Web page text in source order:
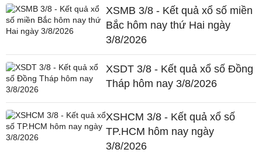
XSMB 3/8 - Kết quả xổ số miền
Bắc hôm nay thứ Hai ngày
3/8/2026
XSDT 3/8 - Kết quả xổ số Đồng
Tháp hôm nay 3/8/2026
XSHCM 3/8 - Kết quả xổ số
TP.HCM hôm nay ngày
3/8/2026